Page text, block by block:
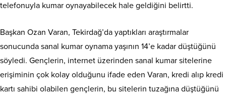
telefonuyla kumar oynayabilecek hale geldiğini belirtti.
Başkan Ozan Varan, Tekirdağ’da yaptıkları araştırmalar
sonucunda sanal kumar oynama yaşının 14’e kadar düştüğünü
söyledi. Gençlerin, internet üzerinden sanal kumar sitelerine
erişiminin çok kolay olduğunu ifade eden Varan, kredi alıp kredi
kartı sahibi olabilen gençlerin, bu sitelerin tuzağına düştüğünü